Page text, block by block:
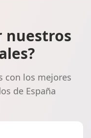
nuestros
con los mejores
de España